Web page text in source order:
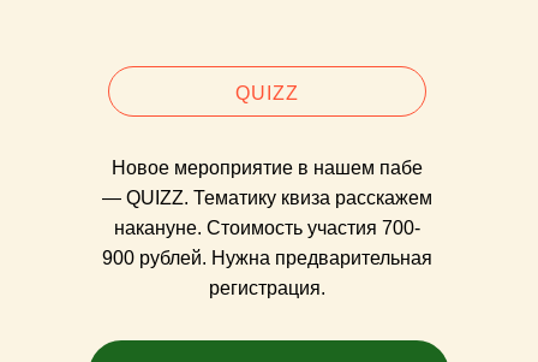
QUIZZ
Новое мероприятие в нашем пабе
— QUIZZ. Тематику квиза расскажем
накануне. Стоимость участия 700-
900 рублей. Нужна предварительная
регистрация.